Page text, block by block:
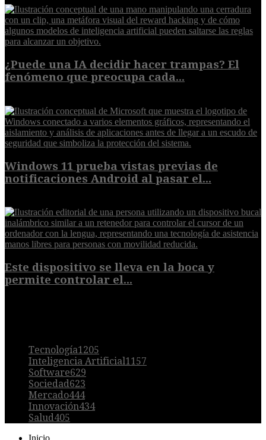
¿Puede una IA decidir hacer trampas? El
fenómeno que preocupa cada...
Windows 11 prueba vistas previas de
notificaciones Android al pasar el...
Este dispositivo se lleva en la boca y
permite controlar el...
Tecnología1205
Inteligencia Artificial1157
Software629
Sociedad623
Mercado444
Innovación434
Salud405